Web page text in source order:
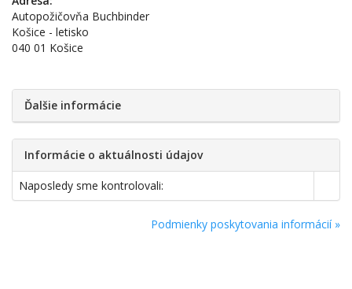
Autopožičovňa Buchbinder
Košice - letisko
040 01 Košice
Ďalšie informácie
Informácie o aktuálnosti údajov
Naposledy sme kontrolovali:
Podmienky poskytovania informácií »